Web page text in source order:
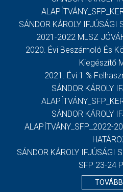
SÁNDOR KÁROLY IFJÚSÁGI
2021-2022 MLSZ
2020. Évi Beszámoló És
Kiegészítő
2021. Évi 1 %
SÁNDOR KÁROLY
SÁNDOR KÁROLY
ALAPÍTVÁNY_SFP_2022-
SÁNDOR KÁROLY IFJÚSÁGI
SFP 23-24